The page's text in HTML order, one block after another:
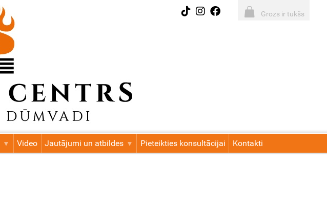
Grozs ir tukšs
Video Jautājumi un atbildes Pieteikties konsultācijai Kontakti